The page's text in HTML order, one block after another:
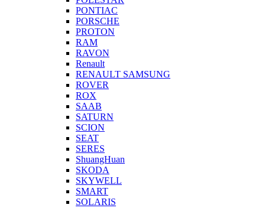
PONTIAC
PORSCHE
PROTON
RAM
RAVON
Renault
RENAULT SAMSUNG
ROVER
ROX
SAAB
SATURN
SCION
SEAT
SERES
ShuangHuan
SKODA
SKYWELL
SMART
SOLARIS